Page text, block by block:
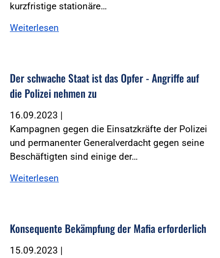
kurzfristige stationäre…
Weiterlesen
Der schwache Staat ist das Opfer - Angriffe auf
die Polizei nehmen zu
16.09.2023 |
Kampagnen gegen die Einsatzkräfte der Polizei
und permanenter Generalverdacht gegen seine
Beschäftigten sind einige der…
Weiterlesen
Konsequente Bekämpfung der Mafia erforderlich
15.09.2023 |